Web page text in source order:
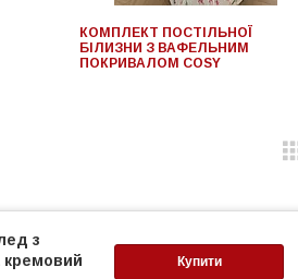
КОМПЛЕКТ ПОСТІЛЬНОЇ
БІЛИЗНИ З ВАФЕЛЬНИМ
ПОКРИВАЛОМ COSY
Купити
з